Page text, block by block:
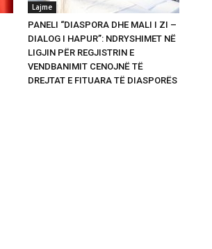
Lajme
PANELI “DIASPORA DHE MALI I ZI –
DIALOG I HAPUR”: NDRYSHIMET NË
LIGJIN PËR REGJISTRIN E
VENDBANIMIT CENOJNË TË
DREJTAT E FITUARA TË DIASPORËS